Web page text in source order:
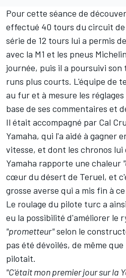
Pour cette séance de
effectué 40 tours du circuit de
série de 12 tours lui a permis
avec la M1 et les pneus
journée, puis il a poursuivi
runs plus courts. L'équipe de
au fur et à mesure les
base de ses commentaires et
Il était accompagné par Cal
Yamaha, qui l'a aidé à gagner
vitesse, et dont les chronos
Yamaha rapporte une chaleur
cœur du désert de Teruel, et
grosse averse qui a mis fin à
Le roulage du pilote turc a
eu la possibilité d'améliorer le
"prometteur"selon le
pas été dévoilés, de même
pilotait.
"C'était mon premier jour sur la